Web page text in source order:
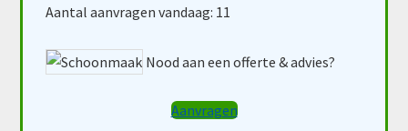
Aantal aanvragen vandaag: 11
Nood aan een offerte & advies?
Aanvragen